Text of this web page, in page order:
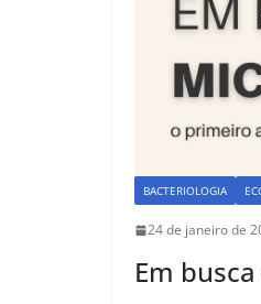
BACTERIOLOGIA
24 de janeiro de
Em